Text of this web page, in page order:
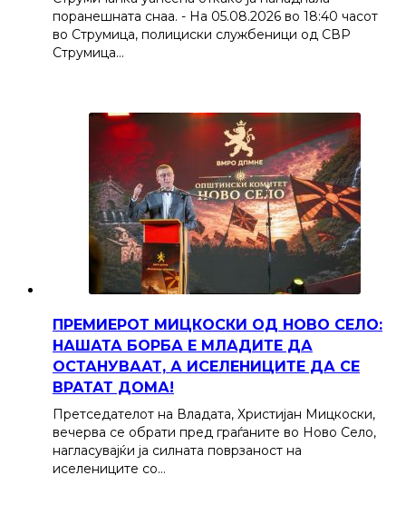
поранешната снаа. - На 05.08.2026 во 18:40 часот
во Струмица, полициски службеници од СВР
Струмица…
ПРЕМИЕРОТ МИЦКОСКИ ОД НОВО СЕЛО:
НАШАТА БОРБА Е МЛАДИТЕ ДА
ОСТАНУВААТ, А ИСЕЛЕНИЦИТЕ ДА СЕ
ВРАТАТ ДОМА!
Претседателот на Владата, Христијан Мицкоски,
вечерва се обрати пред граѓаните во Ново Село,
нагласувајќи ја силната поврзаност на
иселениците со…